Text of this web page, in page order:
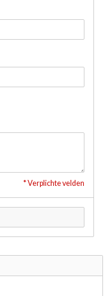
* Verplichte velden